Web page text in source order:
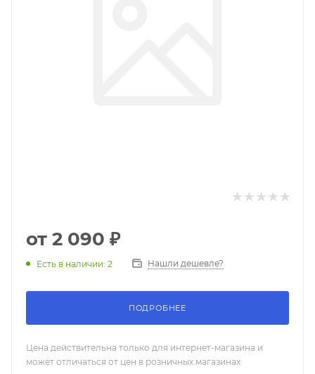
от 2 090 ₽
Есть в наличии: 2 Нашли дешевле?
ПОДРОБНЕЕ
Цена действительна только для интернет-магазина и
может отличаться от цен в розничных магазинах